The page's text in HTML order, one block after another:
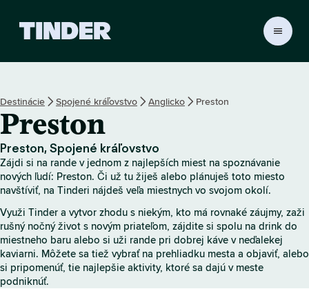
s
o
b
r
a
o
v
k
a
T
Destinácie Spojené kráľovstvo Anglicko Preston
Preston
Preston, Spojené kráľovstvo
Zájdi si na rande v jednom z najlepších miest na spoznávanie
nových ľudí: Preston. Či už tu žiješ alebo plánuješ toto miesto
navštíviť, na Tinderi nájdeš veľa miestnych vo svojom okolí.
Využi Tinder a vytvor zhodu s niekým, kto má rovnaké záujmy, zaži
rušný nočný život s novým priateľom, zájdite si spolu na drink do
miestneho baru alebo si uži rande pri dobrej káve v neďalekej
kaviarni. Môžete sa tiež vybrať na prehliadku mesta a objaviť, alebo
si pripomenúť, tie najlepšie aktivity, ktoré sa dajú v meste
podniknúť.